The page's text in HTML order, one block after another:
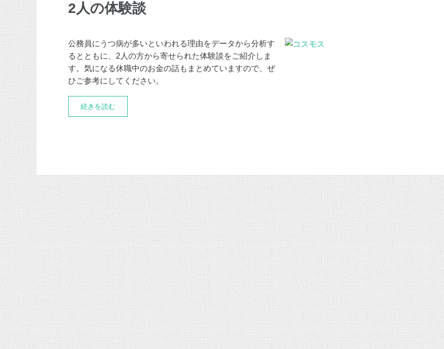
2人の体験談
公務員にうつ病が多いといわれる理由をデータから分析す
るとともに、2人の方から寄せられた体験談をご紹介しま
す。気になる休職中のお金の話もまとめていますので、ぜ
ひご参考にしてください。
続きを読む